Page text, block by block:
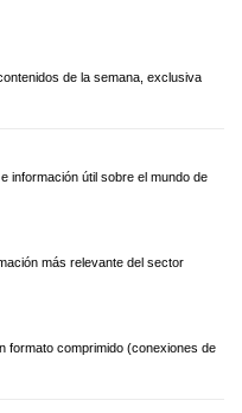
de la semana, exclusiva
información útil sobre el mundo de
más relevante del sector
formato comprimido (conexiones de